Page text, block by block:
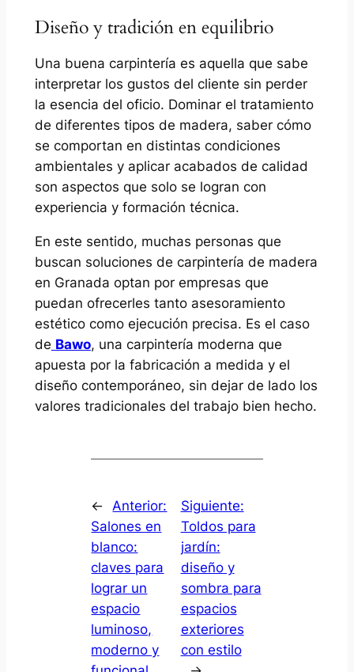
Diseño y tradición en equilibrio
Una buena carpintería es aquella que sabe
interpretar los gustos del cliente sin perder
la esencia del oficio. Dominar el tratamiento
de diferentes tipos de madera, saber cómo
se comportan en distintas condiciones
ambientales y aplicar acabados de calidad
son aspectos que solo se logran con
experiencia y formación técnica.
En este sentido, muchas personas que
buscan soluciones de carpintería de madera
en Granada optan por empresas que
puedan ofrecerles tanto asesoramiento
estético como ejecución precisa. Es el caso
de Bawo, una carpintería moderna que
apuesta por la fabricación a medida y el
diseño contemporáneo, sin dejar de lado los
valores tradicionales del trabajo bien hecho.
←
Anterior:
Salones en
blanco:
claves para
lograr un
espacio
luminoso,
moderno y
Siguiente:
Toldos para
jardín:
diseño y
sombra para
espacios
exteriores
con estilo